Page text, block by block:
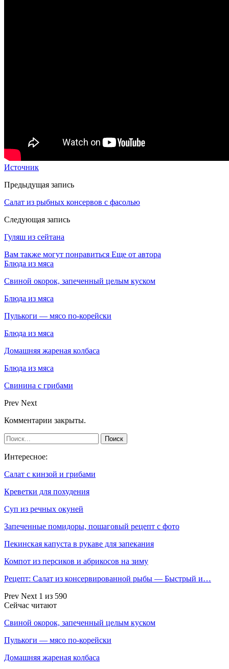
Источник
Предыдущая запись
Салат из рыбных консервов с фасолью
Следующая запись
Гуляш из сейтана
Вам также могут понравиться Еще от автора
Блюда из мяса
Свиной окорок, запеченный целым куском
Блюда из мяса
Пулькоги — мясо по-корейски
Блюда из мяса
Домашняя жареная колбаса
Блюда из мяса
Свинина с грибами
Prev Next
Комментарии закрыты.
Интересное:
Салат с кинзой и грибами
Креветки для похудения
Суп из речных окуней
Запеченные помидоры, пошаговый рецепт с фото
Пекинская капуста в рукаве для запекания
Компот из персиков и абрикосов на зиму
Рецепт: Салат из консервированной рыбы — Быстрый и…
Prev Next 1 из 590
Сейчас читают
Свиной окорок, запеченный целым куском
Пулькоги — мясо по-корейски
Домашняя жареная колбаса